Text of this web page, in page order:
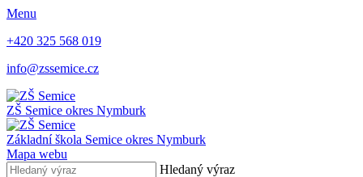
Menu
+420 325 568 019
info@zssemice.cz
ZŠ Semice okres Nymburk
Základní škola Semice okres Nymburk
Mapa webu
Hledaný výraz